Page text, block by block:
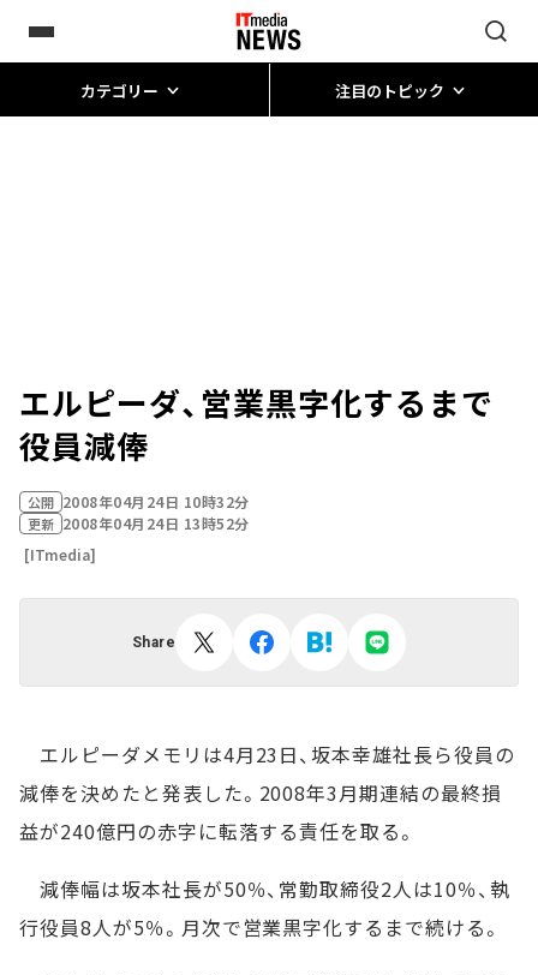
カテゴリー 注目のトピック
エルピーダ、営業黒字化するまで
役員減俸
公開 2008年04月24日 10時32分
更新 2008年04月24日 13時52分
[ITmedia]
Share
エルピーダメモリは4月23日、坂本幸雄社長ら役員の
減俸を決めたと発表した。2008年3月期連結の最終損
益が240億円の赤字に転落する責任を取る。
減俸幅は坂本社長が50％、常勤取締役2人は10％、執
行役員8人が5％。月次で営業黒字化するまで続ける。